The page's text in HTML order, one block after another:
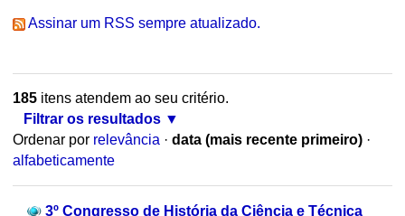
Assinar um RSS sempre atualizado.
185itens atendem ao seu critério.
Filtrar os resultados
Ordenar por relevância · data (mais recente primeiro) ·
alfabeticamente
3º Congresso de História da Ciência e Técnica